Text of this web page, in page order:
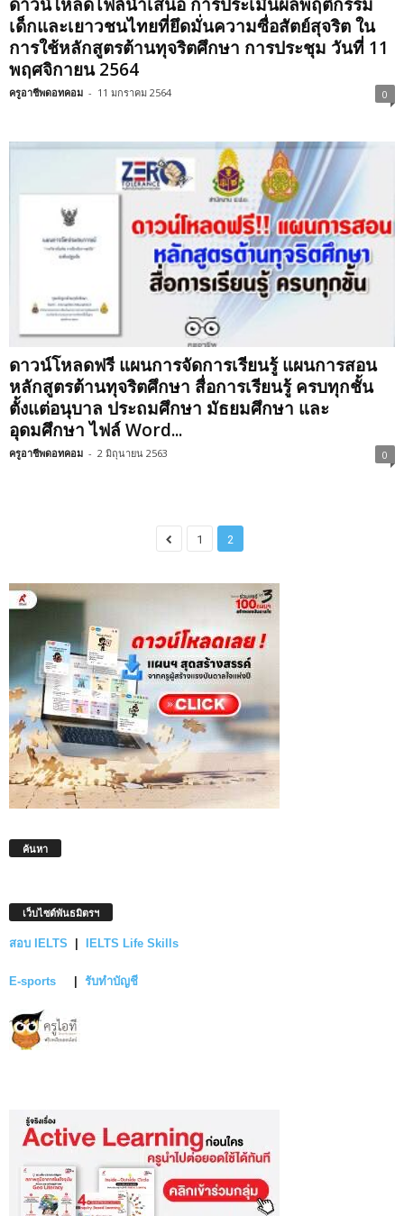
เด็กและเยาวชนไทยที่ยึดมั่นความซื่อสัตย์สุจริต ใน
การใช้หลักสูตรต้านทุจริตศึกษา การประชุม วันที่ 11
พฤศจิกายน 2564
ครูอาชีพดอทคอม - 11 มกราคม 2564 0
ดาวน์โหลดฟรี แผนการจัดการเรียนรู้ แผนการสอน
หลักสูตรต้านทุจริตศึกษา สื่อการเรียนรู้ ครบทุกชั้น
ตั้งแต่อนุบาล ประถมศึกษา มัธยมศึกษา และ
อุดมศึกษา ไฟล์ Word...
ครูอาชีพดอทคอม - 2 มิถุนายน 2563 0
1 2
ค้นหา
เว็บไซต์พันธมิตรฯ
สอบ IELTS IELTS Life Skills
E-sports รับทำบัญชี